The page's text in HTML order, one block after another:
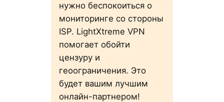
нужно беспокоиться о
мониторинге со стороны
ISP. LightXtreme VPN
помогает обойти
цензуру и
геоограничения. Это
будет вашим лучшим
онлайн-партнером!